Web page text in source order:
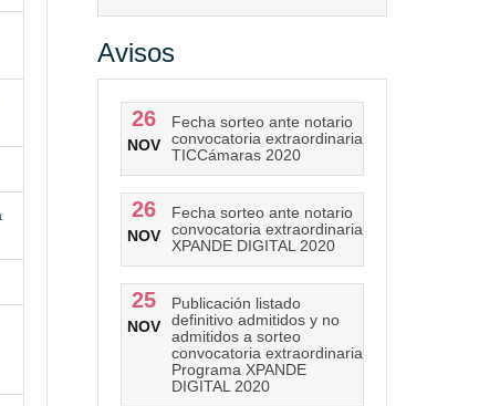
Avisos
26
NOV
Fecha sorteo ante notario
convocatoria extraordinaria
TICCámaras 2020
26
NOV
Fecha sorteo ante notario
convocatoria extraordinaria
XPANDE DIGITAL 2020
25
NOV
Publicación listado
definitivo admitidos y no
admitidos a sorteo
convocatoria extraordinaria
Programa XPANDE
DIGITAL 2020